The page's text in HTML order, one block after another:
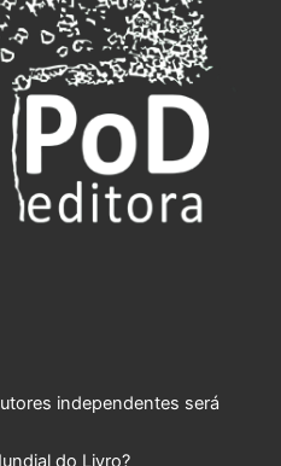
independentes será
do Livro?